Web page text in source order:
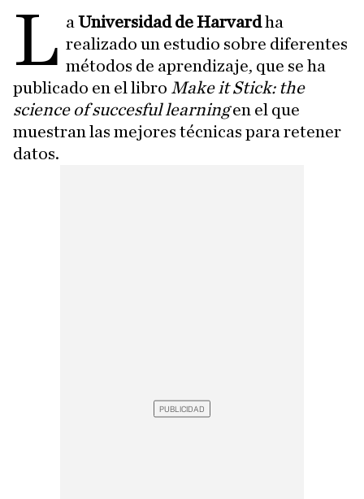
L aUniversidad de Harvardha
realizado un estudio sobre diferentes
métodos de aprendizaje, que se ha
publicado en el libro Make it Stick: the
science of succesful learningen el que
muestran las mejores técnicas para retener
datos.